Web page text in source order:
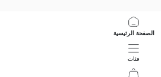
الصفحة الرئيسية
فئات